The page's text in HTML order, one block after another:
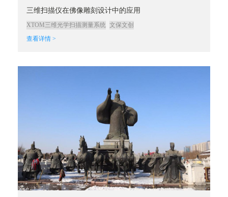
三维扫描仪在佛像雕刻设计中的应用
XTOM三维光学扫描测量系统 文保文创
查看详情 >